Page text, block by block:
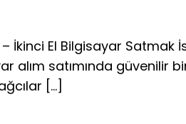
İkinci El Bilgisayar Satmak
alım satımında güvenilir
[…]